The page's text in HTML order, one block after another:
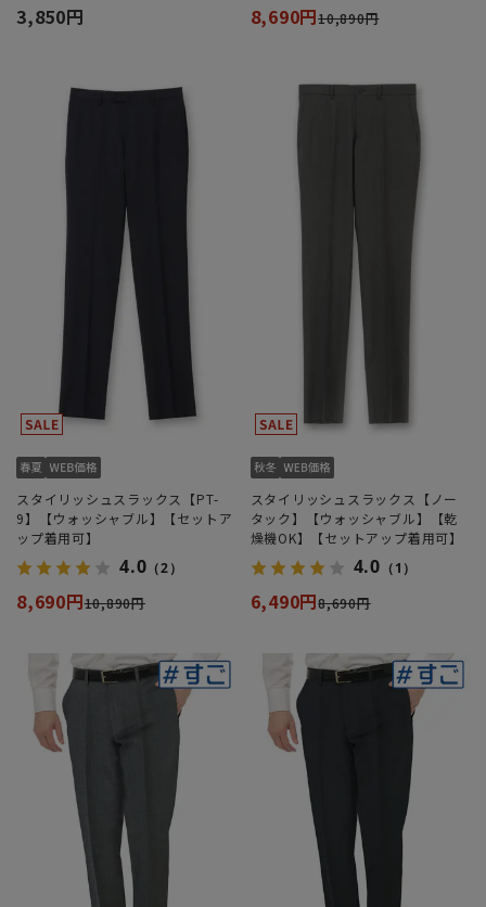
3,850円 8,690円10,890円
スタイリッシュスラックス【PT-
9】【ウォッシャブル】【セットア
ップ着用可】
4.0 （2）
8,690円10,890円
スタイリッシュスラックス【ノー
タック】【ウォッシャブル】【乾
燥機OK】【セットアップ着用可】
4.0 （1）
6,490円8,690円